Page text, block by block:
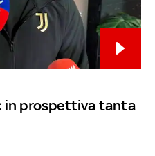
in prospettiva tanta